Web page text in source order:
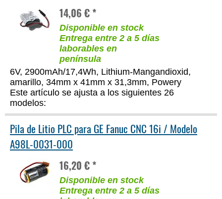
14,06 € *
Disponible en stock
Entrega entre 2 a 5 días
laborables en
península
6V, 2900mAh/17,4Wh, Lithium-Mangandioxid,
amarillo, 34mm x 41mm x 31,3mm, Powery
Este artículo se ajusta a los siguientes 26
modelos:
Pila de Litio PLC para GE Fanuc CNC 16i / Modelo
A98L-0031-000
16,20 € *
Disponible en stock
Entrega entre 2 a 5 días